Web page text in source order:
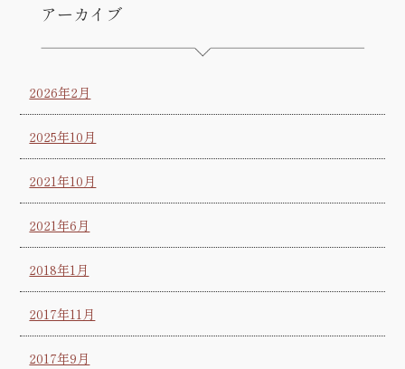
アーカイブ
2026年2月
2025年10月
2021年10月
2021年6月
2018年1月
2017年11月
2017年9月